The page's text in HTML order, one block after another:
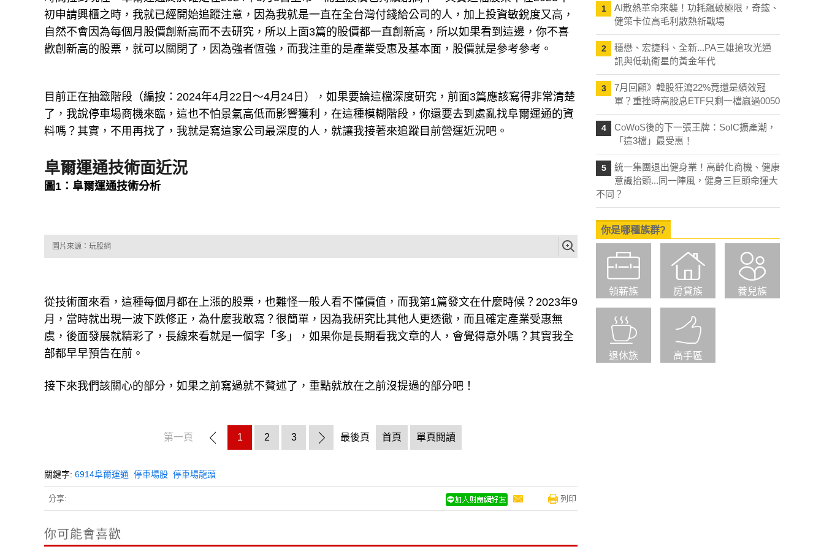
初申請興櫃之時，我就已經開始追蹤注意，因為我就是一直在全台灣付錢給公司的人，加上投資敏銳度又高，
自然不會因為每個月股價創新高而不去研究，所以上面3篇的股價都一直創新高，所以如果看到這邊，你不喜
歡創新高的股票，就可以關閉了，因為強者恆強，而我注重的是產業受惠及基本面，股價就是參考參考。
目前正在抽籤階段（編按：2024年4月22日～4月24日），如果要論這檔深度研究，前面3篇應該寫得非常清楚
了，我說停車場商機來臨，這也不怕景氣高低而影響獲利，在這種模糊階段，你還要去到處亂找阜爾運通的資
料嗎？其實，不用再找了，我就是寫這家公司最深度的人，就讓我接著來追蹤目前營運近況吧。
阜爾運通技術面近況
圖1：阜爾運通技術分析
圖片來源：玩股網
從技術面來看，這種每個月都在上漲的股票，也難怪一般人看不懂價值，而我第1篇發文在什麼時候？2023年9
月，當時就出現一波下跌修正，為什麼我敢寫？很簡單，因為我研究比其他人更透徹，而且確定產業受惠無
虞，後面發展就精彩了，長線來看就是一個字「多」，如果你是長期看我文章的人，會覺得意外嗎？其實我全
部都早早預告在前。
接下來我們該關心的部分，如果之前寫過就不贅述了，重點就放在之前沒提過的部分吧！
第一頁 1 2 3 最後頁 首頁 單頁閱讀
關鍵字: 6914阜爾運通 停車場股 停車場龍頭
分享: 列印
你可能會喜歡
1
AI散熱革命來襲！功耗飆破極限，奇鋐、
健策卡位高毛利散熱新戰場
2
穩懋、宏捷科、全新...PA三雄搶攻光通
訊與低軌衛星的黃金年代
3
7月回顧》韓股狂瀉22%竟還是績效冠
軍？重挫時高股息ETF只剩一檔贏過0050
4
CoWoS後的下一張王牌：SoIC擴產潮，
「這3檔」最受惠！
5
統一集團退出健身業！高齡化商機、健康
意識抬頭...同一陣風，健身三巨頭命運大
不同？
你是哪種族群?
領薪族 房貸族 養兒族
退休族 高手區